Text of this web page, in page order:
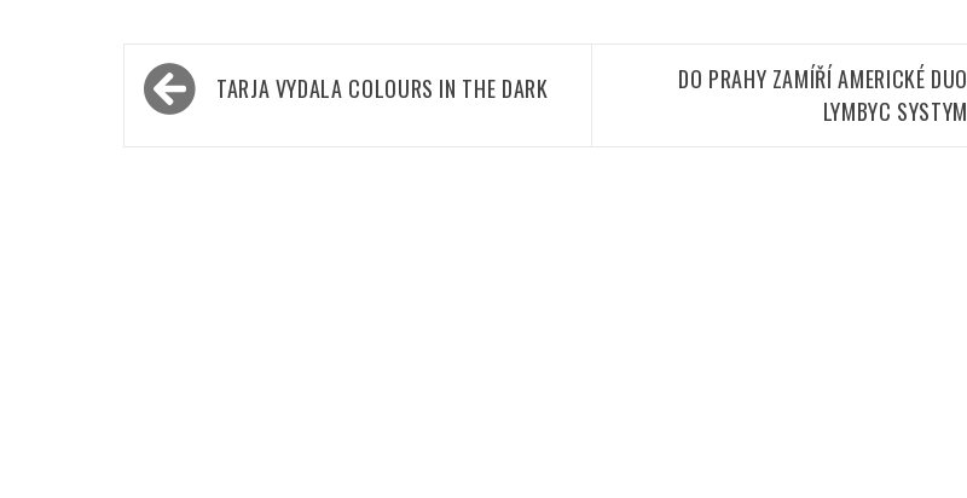
Navigace
pro TARJA VYDALA COLOURS IN THE DARK
DO PRAHY ZAMÍŘÍ AMERICKÉ DUO
LYMBYC SYSTYM